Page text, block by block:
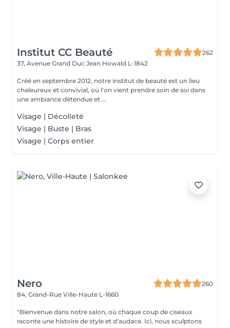
Institut CC Beauté
262
37, Avenue Grand Duc Jean Howald L-1842
Créé en septembre 2012, notre institut de beauté est un lieu
chaleureux et convivial, où l'on vient prendre soin de soi dans
une ambiance détendue et ...
Visage | Décolleté
Visage | Buste | Bras
Visage | Corps entier
Nero
260
84, Grand-Rue Ville-Haute L-1660
"Bienvenue dans notre salon, où chaque coup de ciseaux
raconte une histoire de style et d'audace. Ici, nous sculptons